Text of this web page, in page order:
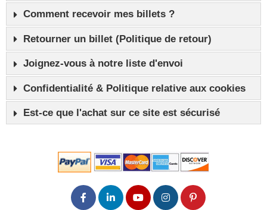
Comment recevoir mes billets ?
Retourner un billet (Politique de retour)
Joignez-vous à notre liste d'envoi
Confidentialité & Politique relative aux cookies
Est-ce que l'achat sur ce site est sécurisé